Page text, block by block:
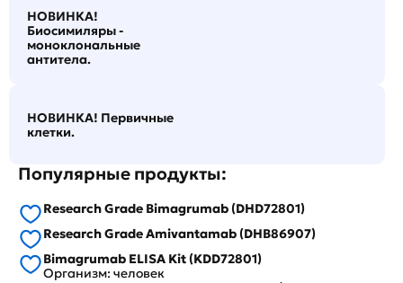
НОВИНКА!
Биосимиляры -
моноклональные
антитела.
НОВИНКА! Первичные
клетки.
Популярные продукты:
Research Grade Bimagrumab (DHD72801)
Research Grade Amivantamab (DHB86907)
Bimagrumab ELISA Kit (KDD72801)
Организм: человек